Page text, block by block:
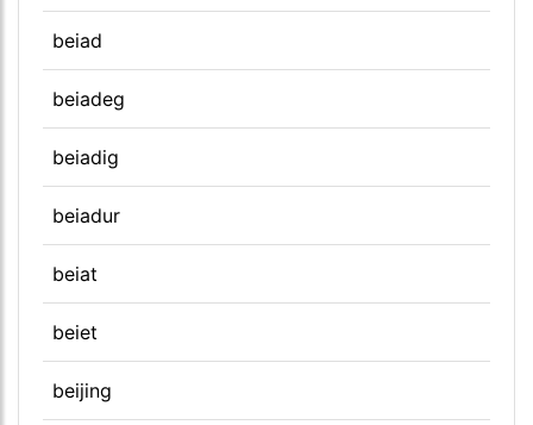
beiad
beiadeg
beiadig
beiadur
beiat
beiet
beijing